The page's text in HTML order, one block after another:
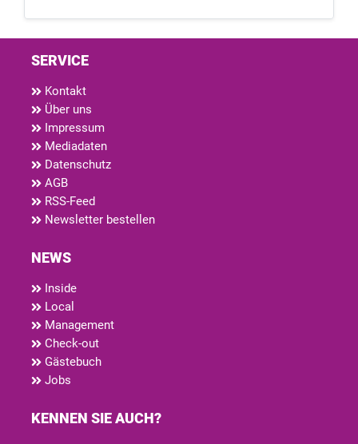
SERVICE
Kontakt
Über uns
Impressum
Mediadaten
Datenschutz
AGB
RSS-Feed
Newsletter bestellen
NEWS
Inside
Local
Management
Check-out
Gästebuch
Jobs
KENNEN SIE AUCH?